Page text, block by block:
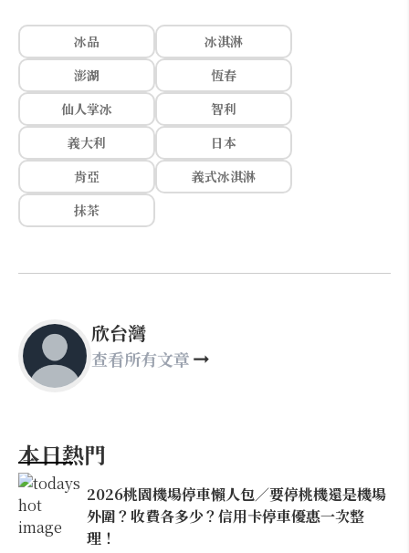
冰品
冰淇淋
澎湖
恆春
仙人掌冰
智利
義大利
日本
肯亞
義式冰淇淋
抹茶
欣台灣
查看所有文章
本日熱門
2026桃園機場停車懶人包／要停桃機還是機場
外圍？收費各多少？信用卡停車優惠一次整
理！